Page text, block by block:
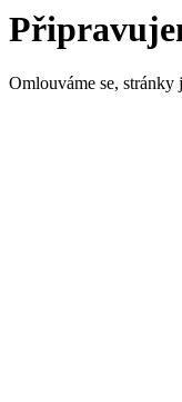
Omlouváme se, stránky